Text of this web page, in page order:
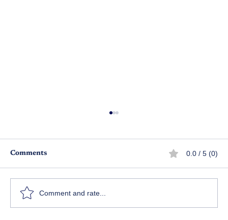
అపరాధ పరిశోధన - పార్ట్ 5
Comments 0.0 / 5 (0)
Comment and rate...